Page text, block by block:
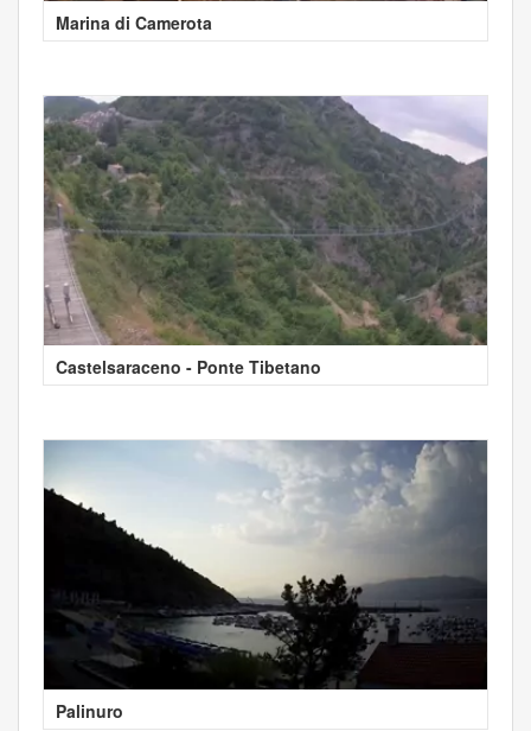
Marina di Camerota
Castelsaraceno - Ponte Tibetano
Palinuro